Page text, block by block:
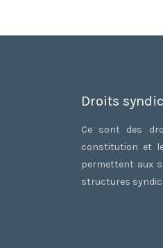
Droits
Ce sont des
constitution et
permettent aux
structures